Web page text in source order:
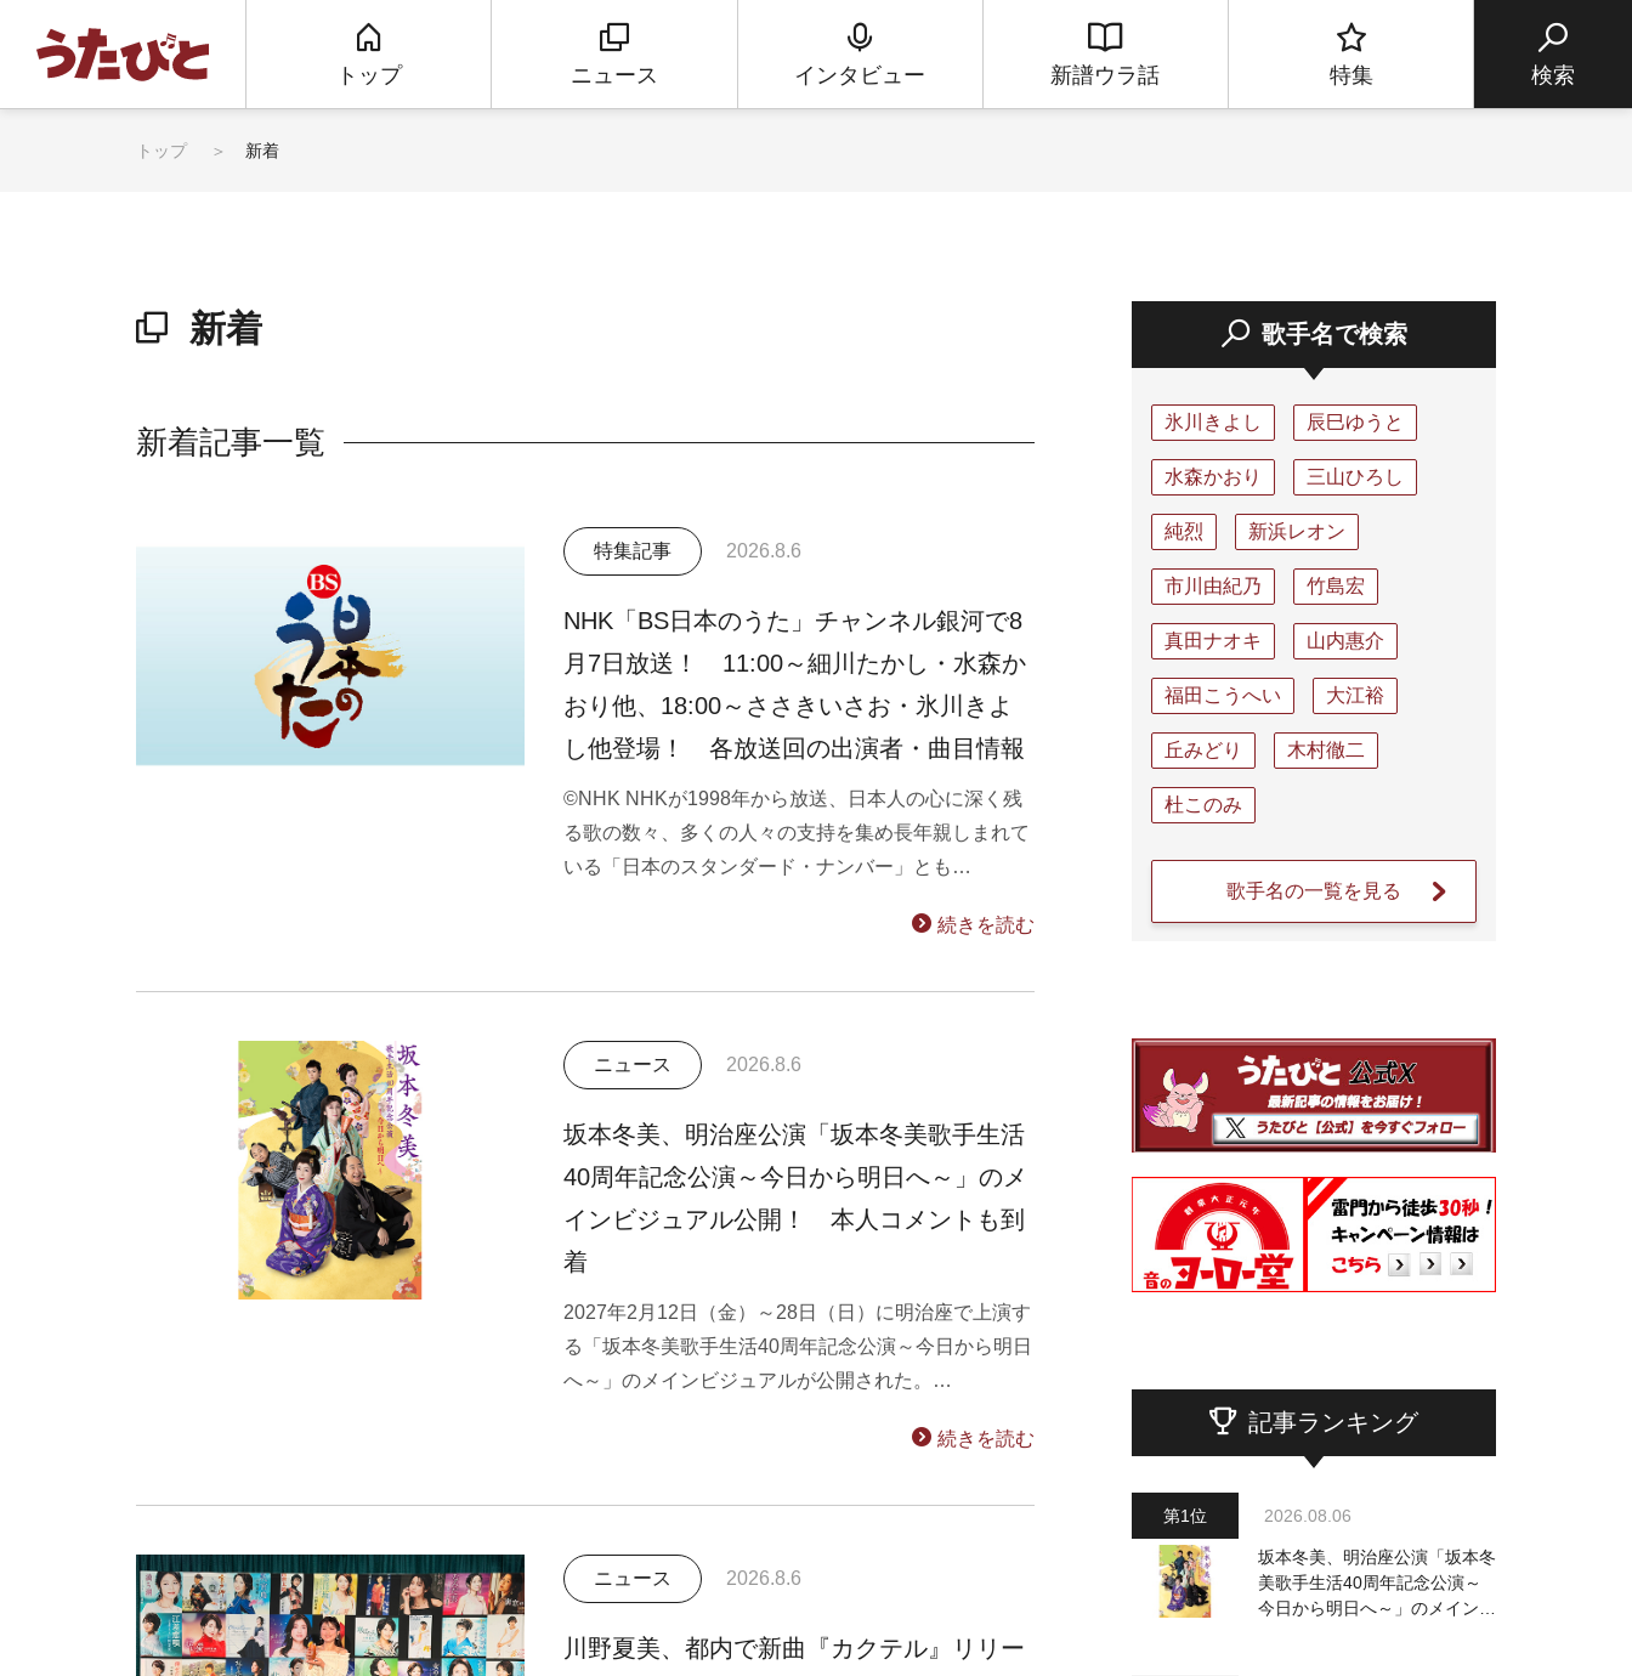
トップ ニュース インタビュー 新譜ウラ話 特集 検索
トップ 新着
新着
新着記事一覧
特集記事 2026.8.6
NHK「BS日本のうた」チャンネル銀河で8
月7日放送！ 11:00～細川たかし・水森か
おり他、18:00～ささきいさお・氷川きよ
し他登場！ 各放送回の出演者・曲目情報
©NHK NHKが1998年から放送、日本人の心に深く残
る歌の数々、多くの人々の支持を集め長年親しまれて
いる「日本のスタンダード・ナンバー」とも…
続きを読む
ニュース 2026.8.6
坂本冬美、明治座公演「坂本冬美歌手生活
40周年記念公演～今日から明日へ～」のメ
インビジュアル公開！ 本人コメントも到
着
2027年2月12日（金）～28日（日）に明治座で上演す
る「坂本冬美歌手生活40周年記念公演～今日から明日
へ～」のメインビジュアルが公開された。…
続きを読む
ニュース 2026.8.6
川野夏美、都内で新曲『カクテル』リリー
歌手名で検索
氷川きよし 辰巳ゆうと
水森かおり 三山ひろし
純烈 新浜レオン
市川由紀乃 竹島宏
真田ナオキ 山内惠介
福田こうへい 大江裕
丘みどり 木村徹二
杜このみ
歌手名の一覧を見る
記事ランキング
2026.08.06
坂本冬美、明治座公演「坂本冬
美歌手生活40周年記念公演～
今日から明日へ～」のメインビ